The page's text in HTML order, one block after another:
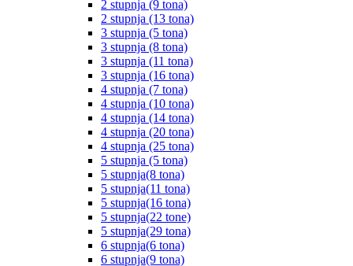
2 stupnja (9 tona)
2 stupnja (13 tona)
3 stupnja (5 tona)
3 stupnja (8 tona)
3 stupnja (11 tona)
3 stupnja (16 tona)
4 stupnja (7 tona)
4 stupnja (10 tona)
4 stupnja (14 tona)
4 stupnja (20 tona)
4 stupnja (25 tona)
5 stupnja (5 tona)
5 stupnja(8 tona)
5 stupnja(11 tona)
5 stupnja(16 tona)
5 stupnja(22 tone)
5 stupnja(29 tona)
6 stupnja(6 tona)
6 stupnja(9 tona)